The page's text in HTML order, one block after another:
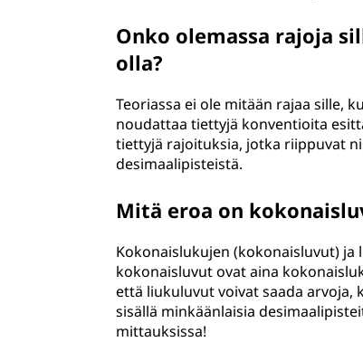
Onko olemassa rajoja
olla?
Teoriassa ei ole mitään rajaa sille,
noudattaa tiettyjä konventioita
tiettyjä rajoituksia, jotka riippuvat
desimaalipisteistä.
Mitä eroa on
Kokonaislukujen (kokonaisluvut)
kokonaisluvut ovat aina
että liukuluvut voivat saada arvoja,
sisällä minkäänlaisia
mittauksissa!